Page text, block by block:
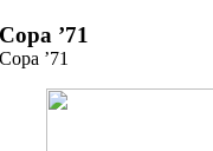
Zum
Inhalt
springen
Copa ’71
Copa ’71